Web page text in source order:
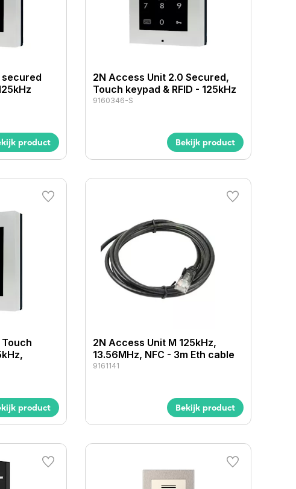
secured
product
2N Access Unit 2.0 Secured,
Touch keypad & RFID - 125kHz
9160346-S
Bekijk product
product
2N Access Unit M 125kHz,
13.56MHz, NFC - 3m Eth cable
9161141
Bekijk product